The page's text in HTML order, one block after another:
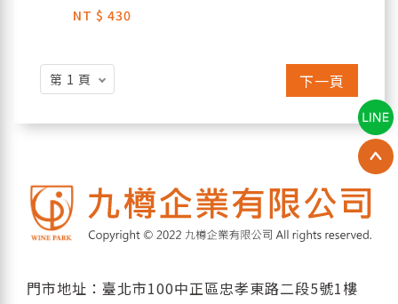
NT $ 430
下一頁
門市地址：臺北市100中正區忠孝東路二段5號1樓